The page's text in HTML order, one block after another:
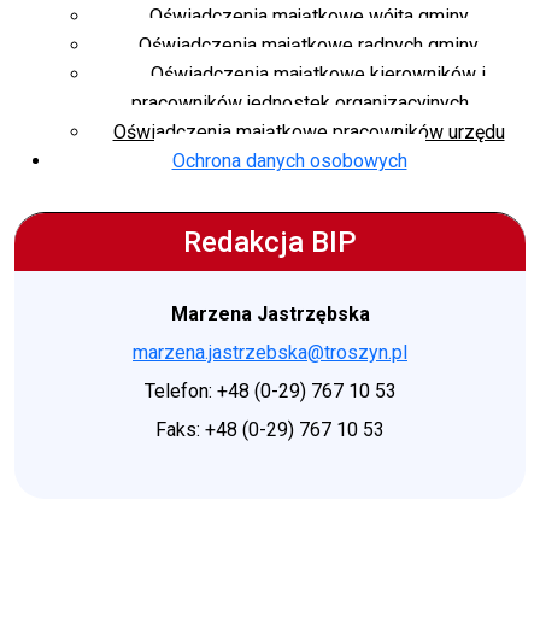
Oświadczenia majątkowe wójta gminy
Oświadczenia majątkowe radnych gminy
Oświadczenia majątkowe kierowników i
pracowników jednostek organizacyjnych
Oświadczenia majątkowe pracowników urzędu
Ochrona danych osobowych
Redakcja BIP
Marzena Jastrzębska
marzena.jastrzebska@troszyn.pl
Telefon: +48 (0-29) 767 10 53
Faks: +48 (0-29) 767 10 53